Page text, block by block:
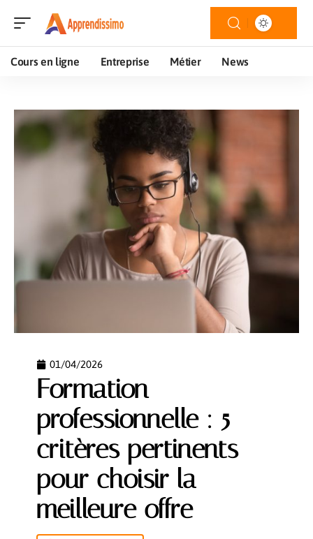
Cours en ligne Entreprise Métier News
01/04/2026
Formation
professionnelle : 5
critères pertinents
pour choisir la
meilleure offre